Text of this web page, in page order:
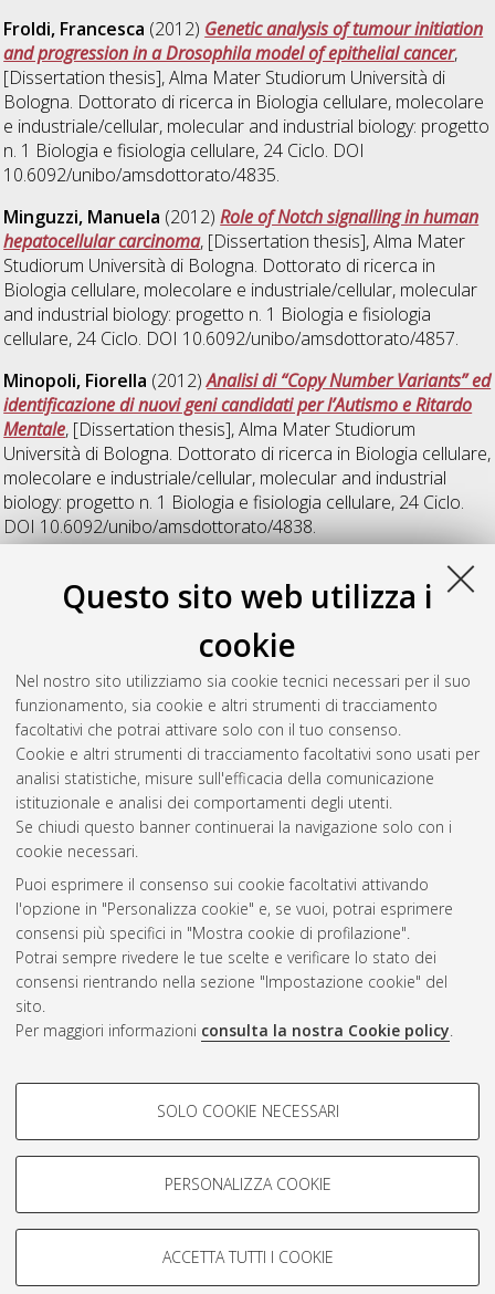
Questo sito web utilizza i
cookie
Nel nostro sito utilizziamo sia cookie tecnici necessari per il suo
funzionamento, sia cookie e altri strumenti di tracciamento
facoltativi che potrai attivare solo con il tuo consenso.
Cookie e altri strumenti di tracciamento facoltativi sono usati per
analisi statistiche, misure sull'efficacia della comunicazione
istituzionale e analisi dei comportamenti degli utenti.
Se chiudi questo banner continuerai la navigazione solo con i
cookie necessari.
Puoi esprimere il consenso sui cookie facoltativi attivando
l'opzione in "Personalizza cookie" e, se vuoi, potrai esprimere
consensi più specifici in "Mostra cookie di profilazione".
Potrai sempre rivedere le tue scelte e verificare lo stato dei
consensi rientrando nella sezione "Impostazione cookie" del
sito.
Per maggiori informazioni consulta la nostra Cookie policy.
COOKIE DI PROFILAZIONE -
Si tratta di cookie utilizzati per analizzare le caratteristiche della
navigazione degli utenti, creare profili in base al loro comportamento
Mostra cookie di profilazione
COOKIE TECNICI - NECESSARI
SOLO COOKIE NECESSARI
PERSONALIZZA COOKIE
ACCETTA TUTTI I COOKIE
Froldi, Francesca (2012) Genetic analysis of tumour initiation
and progression in a Drosophila model of epithelial cancer,
[Dissertation thesis], Alma Mater Studiorum Università di
Bologna. Dottorato di ricerca in Biologia cellulare, molecolare
e industriale/cellular, molecular and industrial biology: progetto
n. 1 Biologia e fisiologia cellulare, 24 Ciclo. DOI
10.6092/unibo/amsdottorato/4835.
Minguzzi, Manuela (2012)Role of Notch signalling in human
hepatocellular carcinoma, [Dissertation thesis], Alma Mater
Studiorum Università di Bologna. Dottorato di ricerca in
Biologia cellulare, molecolare e industriale/cellular, molecular
and industrial biology: progetto n. 1 Biologia e fisiologia
cellulare, 24 Ciclo. DOI 10.6092/unibo/amsdottorato/4857.
Minopoli, Fiorella (2012)Analisi di “Copy Number Variants” ed
identificazione di nuovi geni candidati per l’Autismo e Ritardo
Mentale, [Dissertation thesis], Alma Mater Studiorum
Università di Bologna. Dottorato di ricerca in Biologia cellulare,
molecolare e industriale/cellular, molecular and industrial
biology: progetto n. 1 Biologia e fisiologia cellulare, 24 Ciclo.
DOI 10.6092/unibo/amsdottorato/4838.
transcriptional repression in neuronal physiopathology ,
[Dissertation thesis], Alma Mater Studiorum Università di
Bologna. Dottorato di ricerca inBiologia cellulare, molecolare
e industriale/cellular, molecular and industrial biology: progetto
n. 1 Biologia e fisiologia cellulare, 24 Ciclo. DOI
10.6092/unibo/amsdottorato/4809.
Questa lista e' stata generata il Thu Aug 6 20:42:44 2026
Atom
Rss 1.0
Rss 2.0
ISSN: 2038-7946
Impostazioni Cookie
Informativa sulla privacy
Condizioni d’uso del sito